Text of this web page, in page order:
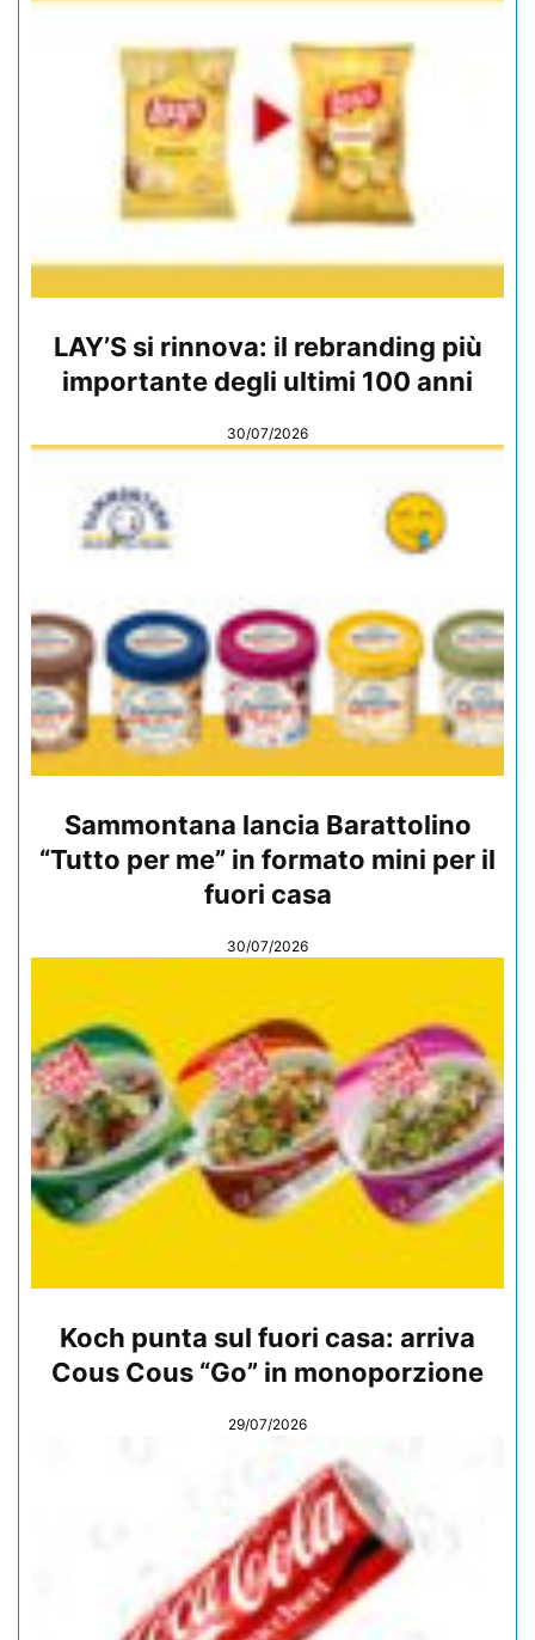
LAY’S si rinnova: il rebranding più
importante degli ultimi 100 anni
30/07/2026
Sammontana lancia Barattolino
“Tutto per me” in formato mini per il
fuori casa
30/07/2026
Koch punta sul fuori casa: arriva
Cous Cous “Go” in monoporzione
29/07/2026